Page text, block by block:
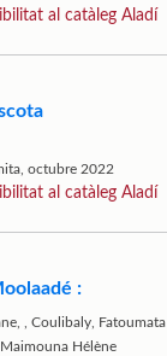
al catàleg Aladí
octubre 2022
al catàleg Aladí
:
,Coulibaly, Fatoumata
Hélène